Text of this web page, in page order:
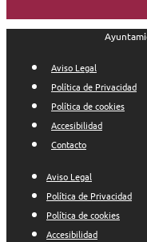
Aviso Legal
Política de Privacidad
Política de cookies
Accesibilidad
Contacto
Aviso Legal
Política de Privacidad
Política de cookies
Accesibilidad